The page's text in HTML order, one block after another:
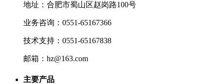
地址：合肥市蜀山区赵岗路100号
业务咨询：0551-65167366
技术支持：0551-65167838
邮箱：hz@163.com
主要产品